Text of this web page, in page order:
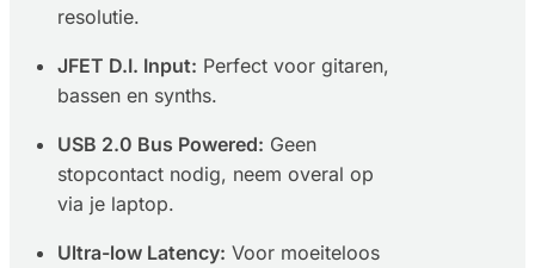
resolutie.
JFET D.I. Input: Perfect voor gitaren,
bassen en synths.
USB 2.0 Bus Powered: Geen
stopcontact nodig, neem overal op
via je laptop.
Ultra-low Latency: Voor moeiteloos